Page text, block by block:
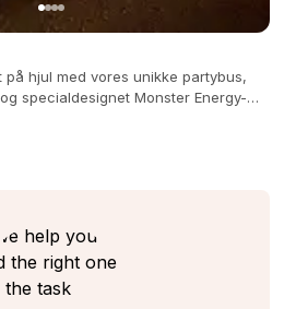
hjul med vores unikke partybus,
specialdesignet Monster Energy-